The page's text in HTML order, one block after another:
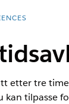
etter tre
tilpasse